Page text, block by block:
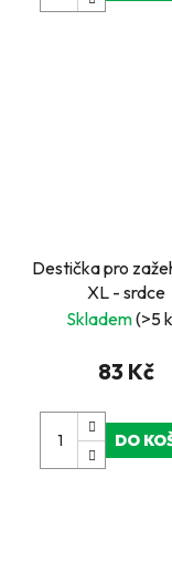
Destička pro
XL - srdce
Skladem(>5
83 Kč
DO